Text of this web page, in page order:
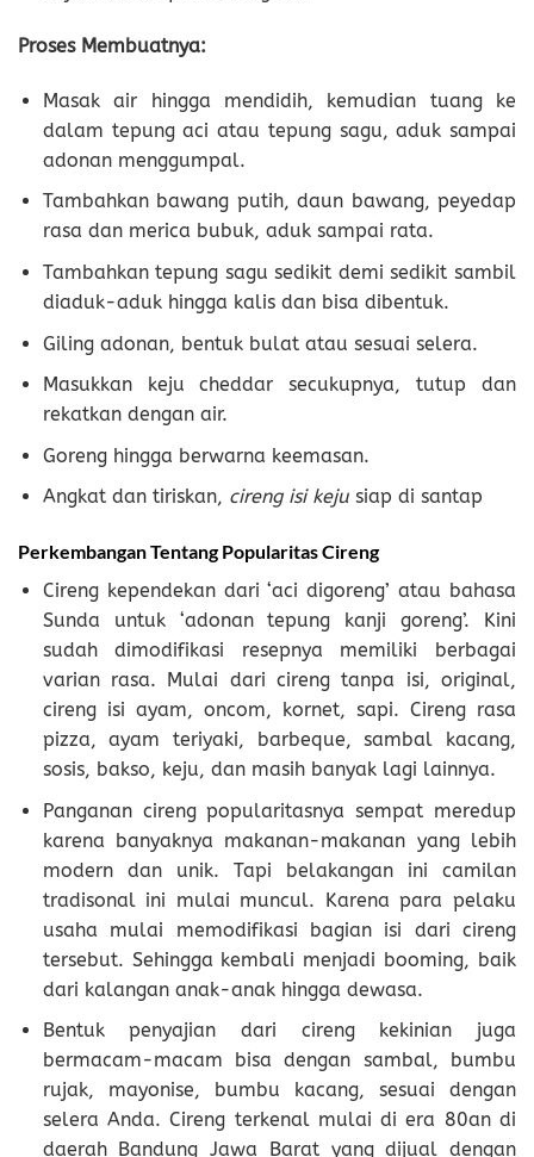
Proses Membuatnya:
Masak air hingga mendidih, kemudian tuang ke
dalam tepung aci atau tepung sagu, aduk sampai
adonan menggumpal.
Tambahkan bawang putih, daun bawang, peyedap
rasa dan merica bubuk, aduk sampai rata.
Tambahkan tepung sagu sedikit demi sedikit sambil
diaduk-aduk hingga kalis dan bisa dibentuk.
Giling adonan, bentuk bulat atau sesuai selera.
Masukkan keju cheddar secukupnya, tutup dan
rekatkan dengan air.
Goreng hingga berwarna keemasan.
Angkat dan tiriskan, cireng isi kejusiap di santap
Perkembangan Tentang Popularitas Cireng
Cireng kependekan dari ‘aci digoreng’ atau bahasa
Sunda untuk ‘adonan tepung kanji goreng’. Kini
sudah dimodifikasi resepnya memiliki berbagai
varian rasa. Mulai dari cireng tanpa isi, original,
cireng isi ayam, oncom, kornet, sapi. Cireng rasa
pizza, ayam teriyaki, barbeque, sambal kacang,
sosis, bakso, keju, dan masih banyak lagi lainnya.
Panganan cireng popularitasnya sempat meredup
karena banyaknya makanan-makanan yang lebih
modern dan unik. Tapi belakangan ini camilan
tradisonal ini mulai muncul. Karena para pelaku
usaha mulai memodifikasi bagian isi dari cireng
tersebut. Sehingga kembali menjadi booming, baik
dari kalangan anak-anak hingga dewasa.
Bentuk penyajian dari cireng kekinian juga
bermacam-macam bisa dengan sambal, bumbu
rujak, mayonise, bumbu kacang, sesuai dengan
selera Anda. Cireng terkenal mulai di era 80an di
daerah Bandung Jawa Barat yang dijual dengan